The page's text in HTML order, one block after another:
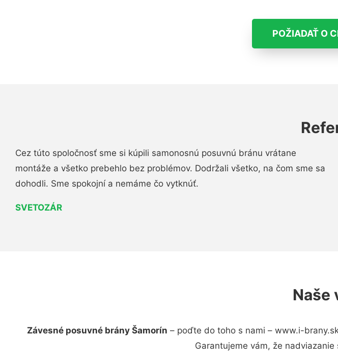
POŽIADAŤ O
Cez túto spoločnosť sme si kúpili samonosnú posuvnú bránu vrátane
montáže a všetko prebehlo bez problémov. Dodržali všetko, na čom sme sa
dohodli. Sme spokojní a nemáme čo vytknúť.
SVETOZÁR
Naše
Závesné posuvné brány Šamorín – poďte do toho s nami – www.i-
Garantujeme vám, že